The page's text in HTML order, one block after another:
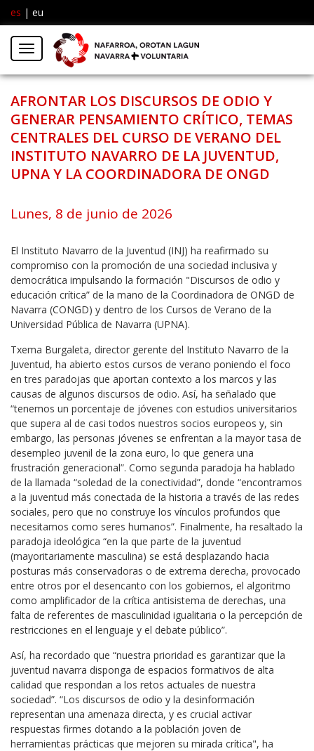
es | eu
Menú
AFRONTAR LOS DISCURSOS DE ODIO Y
GENERAR PENSAMIENTO CRÍTICO, TEMAS
CENTRALES DEL CURSO DE VERANO DEL
INSTITUTO NAVARRO DE LA JUVENTUD,
UPNA Y LA COORDINADORA DE ONGD
Lunes, 8 de junio de 2026
El Instituto Navarro de la Juventud (INJ) ha reafirmado su
compromiso con la promoción de una sociedad inclusiva y
democrática impulsando la formación "Discursos de odio y
educación crítica” de la mano de la Coordinadora de ONGD de
Navarra (CONGD) y dentro de los Cursos de Verano de la
Universidad Pública de Navarra (UPNA).
Txema Burgaleta, director gerente del Instituto Navarro de la
Juventud, ha abierto estos cursos de verano poniendo el foco
en tres paradojas que aportan contexto a los marcos y las
causas de algunos discursos de odio. Así, ha señalado que
“tenemos un porcentaje de jóvenes con estudios universitarios
que supera al de casi todos nuestros socios europeos y, sin
embargo, las personas jóvenes se enfrentan a la mayor tasa de
desempleo juvenil de la zona euro, lo que genera una
frustración generacional”. Como segunda paradoja ha hablado
de la llamada “soledad de la conectividad”, donde “encontramos
a la juventud más conectada de la historia a través de las redes
sociales, pero que no construye los vínculos profundos que
necesitamos como seres humanos”. Finalmente, ha resaltado la
paradoja ideológica “en la que parte de la juventud
(mayoritariamente masculina) se está desplazando hacia
posturas más conservadoras o de extrema derecha, provocado
entre otros por el desencanto con los gobiernos, el algoritmo
como amplificador de la crítica antisistema de derechas, una
falta de referentes de masculinidad igualitaria o la percepción de
restricciones en el lenguaje y el debate público”.
Así, ha recordado que “nuestra prioridad es garantizar que la
juventud navarra disponga de espacios formativos de alta
calidad que respondan a los retos actuales de nuestra
sociedad”. “Los discursos de odio y la desinformación
representan una amenaza directa, y es crucial activar
respuestas firmes dotando a la población joven de
herramientas prácticas que mejoren su mirada crítica", ha